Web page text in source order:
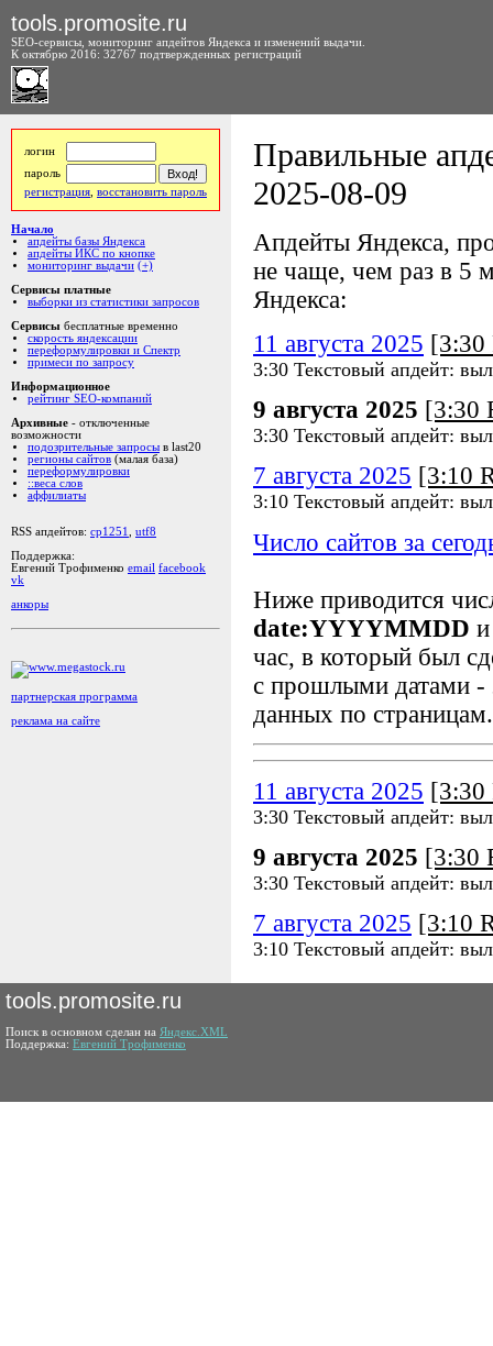
tools.promosite.ru
SEO-сервисы, мониторинг апдейтов Яндекса и изменений выдачи.
К октябрю 2016: 32767 подтвержденных регистраций
логин
пароль
регистрация восстановить пароль
Начало
апдейты базы Яндекса
апдейты ИКС по кнопке
мониторинг выдачи (+)
Сервисы платные
выборки из статистики запросов
Сервисы бесплатные временно
скорость яндексации
переформулировки и Спектр
примеси по запросу
Информационное
рейтинг SEO-компаний
Архивные - отключенные
возможности
подозрительные запросы в last20
регионы сайтов (малая база)
переформулировки
::веса слов
аффилиаты
RSS апдейтов: cp1251
utf8
Поддержка:
Евгений Трофименко email facebook
vk
анкоры
партнерская программа
реклама на сайте
Правильные
2025-08-09
Апдейты Яндекса,
не чаще, чем раз в 5
Яндекса:
11 августа 2025 [3:30
3:30 Текстовый апдейт:
9 августа 2025 [3:30
3:30 Текстовый апдейт:
7 августа 2025 [3:10
3:10 Текстовый апдейт:
Число сайтов за
Ниже приводится
date:YYYYMMDD
час, в который был
с прошлыми датами -
данных по страницам.
11 августа 2025 [3:30
3:30 Текстовый апдейт:
9 августа 2025 [3:30
3:30 Текстовый апдейт:
7 августа 2025 [3:10
3:10 Текстовый апдейт:
tools.promosite.ru
Поиск в основном сделан на Яндекс.XML
Поддержка: Евгений Трофименко